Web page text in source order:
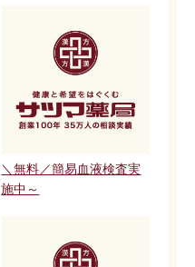
＼無料／簡易血液検査実
施中～